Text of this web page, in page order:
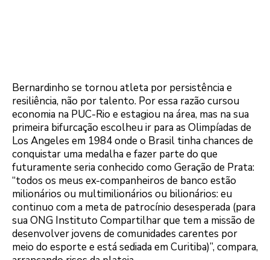
Bernardinho se tornou atleta por persistência e
resiliência, não por talento. Por essa razão cursou
economia na PUC-Rio e estagiou na área, mas na sua
primeira bifurcação escolheu ir para as Olimpíadas de
Los Angeles em 1984 onde o Brasil tinha chances de
conquistar uma medalha e fazer parte do que
futuramente seria conhecido como Geração de Prata:
“todos os meus ex-companheiros de banco estão
milionários ou multimilionários ou bilionários: eu
continuo com a meta de patrocínio desesperada (para
sua ONG Instituto Compartilhar que tem a missão de
desenvolver jovens de comunidades carentes por
meio do esporte e está sediada em Curitiba)”, compara,